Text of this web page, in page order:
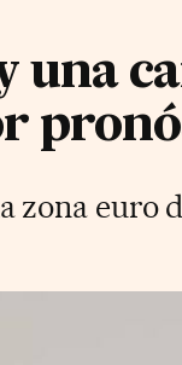
una
zona euro